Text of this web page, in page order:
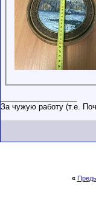
За чужую работу (т.е.
«